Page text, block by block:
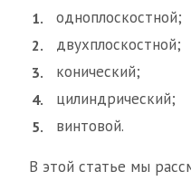
одноплоскостной;
двухплоскостной;
конический;
цилиндрический;
винтовой.
В этой статье мы